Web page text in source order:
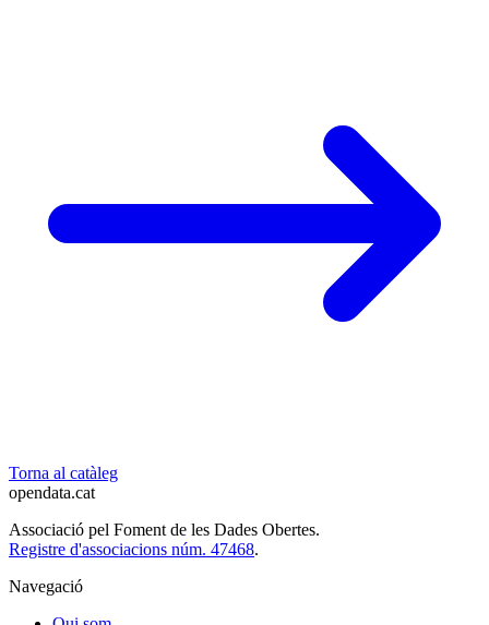
Torna al catàleg
opendata.cat
Associació pel Foment de les Dades Obertes.
Registre d'associacions núm. 47468.
Navegació